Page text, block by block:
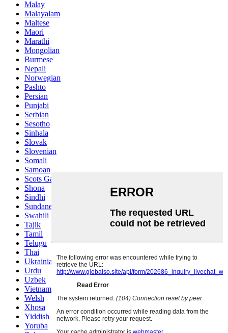
Malay
Malayalam
Maltese
Maori
Marathi
Mongolian
Burmese
Nepali
Norwegian
Pashto
Persian
Punjabi
Serbian
Sesotho
Sinhala
Slovak
Slovenian
Somali
Samoan
Scots Gaelic
Shona
Sindhi
Sundanese
Swahili
Tajik
Tamil
Telugu
Thai
Ukrainian
Urdu
Uzbek
Vietnamese
Welsh
Xhosa
Yiddish
Yoruba